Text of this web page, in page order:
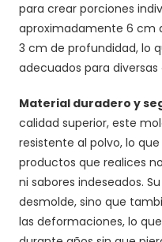
para crear porciones
aproximadamente 6 cm
3 cm de profundidad, lo
adecuados para diversas
Material duradero y
calidad superior, este
resistente al polvo, lo
productos que realices
ni sabores indeseados.
desmolde, sino que
las deformaciones, lo